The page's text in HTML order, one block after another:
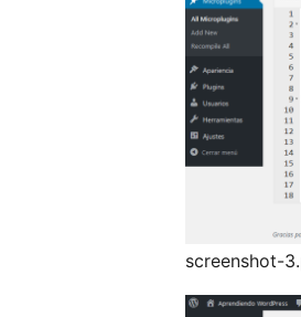
screenshot-